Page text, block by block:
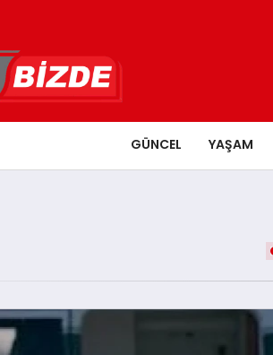
GÜNCEL YAŞAM